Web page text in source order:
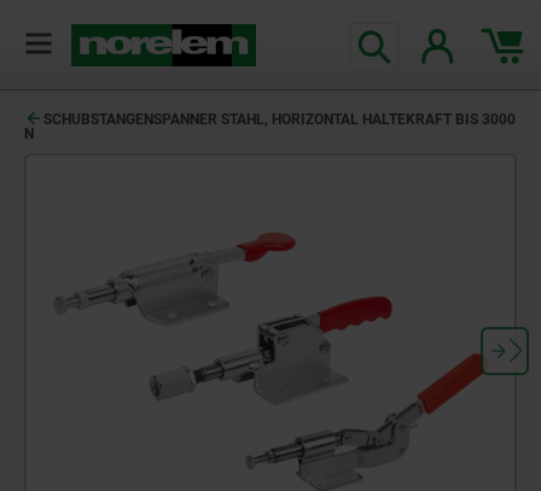
SCHUBSTANGENSPANNER STAHL, HORIZONTAL HALTEKRAFT BIS 3000
N